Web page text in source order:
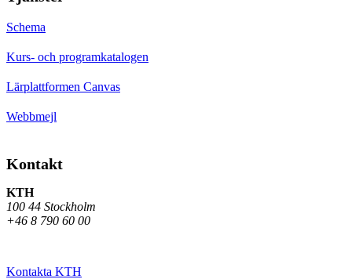
Schema
Kurs- och programkatalogen
Lärplattformen Canvas
Webbmejl
Kontakt
KTH
100 44 Stockholm
+46 8 790 60 00
Kontakta KTH